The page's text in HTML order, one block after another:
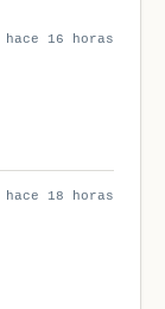
hace 16 horas
hace 18 horas